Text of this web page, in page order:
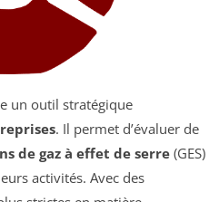
un outil stratégique
. Il permet d’évaluer de
de gaz à effet de serre (GES)
activités. Avec des